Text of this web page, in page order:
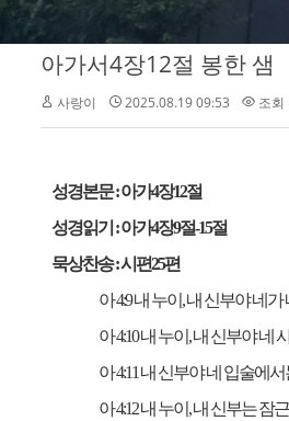
아가서4장12절 봉한 샘
사랑이 2025.08.19 09:53 조회
성경본문:아가4장12절
성경읽기 :아가4장9절-15절
묵상찬송:시편25편
아4:9내 누이 ,내 신부야 네가
아4:10내 누이 ,내 신부야 네
아4:11 내 신부야 네 입술에
아4:12내 누이 ,내 신부는 잠